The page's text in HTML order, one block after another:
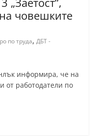
човешките
по труда,ДБТ -
информира, че на
от работодатели по